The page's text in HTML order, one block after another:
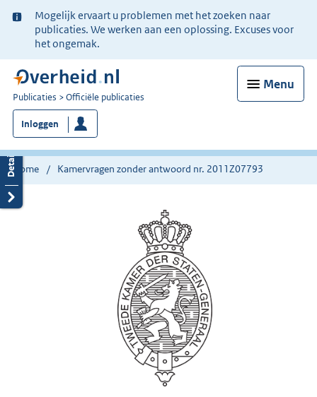
Ter
informatie:
Mogelijk ervaart u problemen met het zoeken naar
publicaties. We werken aan een oplossing. Excuses voor
het ongemak.
Menu
U
bent
nu
hier:
Publicaties Officiële publicaties
Inloggen
Home Kamervragen zonder antwoord nr. 2011Z07793